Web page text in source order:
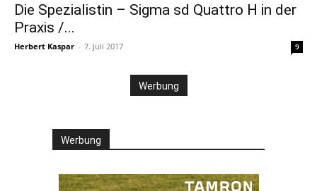
Die Spezialistin – Sigma sd Quattro H in der
Praxis /...
Herbert Kaspar - 7. Juli 2017 9
Werbung
Werbung